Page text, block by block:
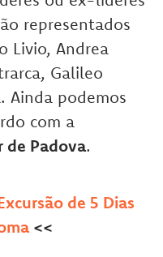
representados
Livio, Andrea
Galileo
Ainda podemos
com a
de Padova.
de 5 Dias
<<